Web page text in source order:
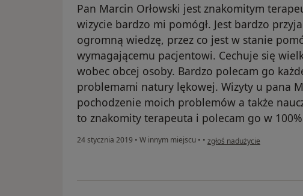
Pan Marcin Orłowski jest znakomitym
wizycie bardzo mi pomógł. Jest bardzo
ogromną wiedzę, przez co jest w stanie
wymagającemu pacjentowi. Cechuje się
wobec obcej osoby. Bardzo polecam go
problemami natury lękowej. Wizyty u pana
pochodzenie moich problemów a także
to znakomity terapeuta i polecam go w
24 stycznia 2019 • W innym miejscu • • w opinii użytkownika Dariusz
zgłoś nadużycie